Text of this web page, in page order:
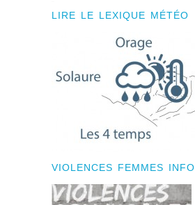
LIRE LE LEXIQUE MÉTÉO
VIOLENCES FEMMES INFO